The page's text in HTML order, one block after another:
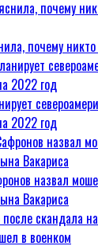
почему
2022 год
назвал
Вакариса